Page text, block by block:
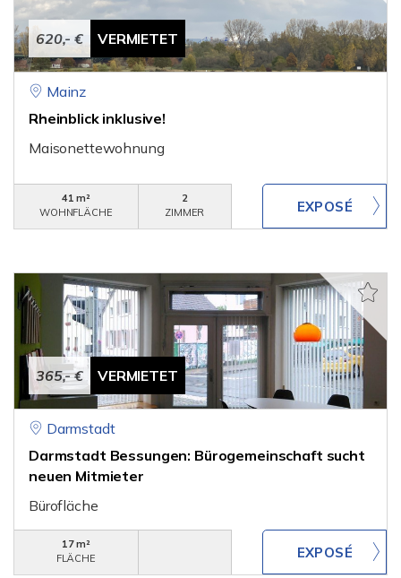
620,- € VERMIETET
Mainz
Rheinblick inklusive!
Maisonettewohnung
41 m²
WOHNFLÄCHE
2
ZIMMER
365,- € VERMIETET
Darmstadt
Darmstadt Bessungen: Bürogemeinschaft sucht
neuen Mitmieter
Bürofläche
17 m²
FLÄCHE